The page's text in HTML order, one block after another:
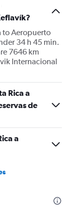
to Aeropuerto
34 h 45 min.
7646 km
Internacional
Rica a
de
a